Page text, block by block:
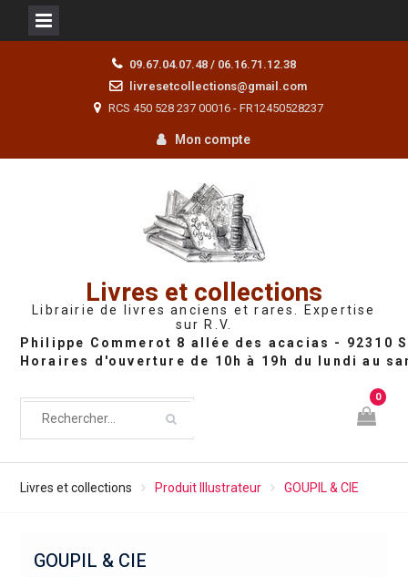
09.67.04.07.48 / 06.16.71.12.38
livresetcollections@gmail.com
RCS 450 528 237 00016 - FR12450528237
Mon compte
Livres et collections
Librairie de livres anciens et rares. Expertise
sur R.V.
0
Livres et collections Produit Illustrateur GOUPIL & CIE
GOUPIL & CIE